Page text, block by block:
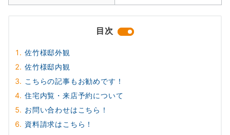
目次
佐竹様邸外観
佐竹様邸内観
こちらの記事もお勧めです！
住宅内覧・来店予約について
お問い合わせはこちら！
資料請求はこちら！